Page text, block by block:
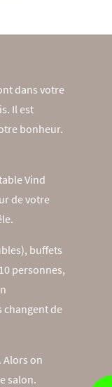
dans votre
Il est
bonheur.
Vind
de votre
buffets
personnes,
changent de
Alors on
salon.